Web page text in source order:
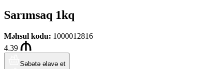
Sarımsaq 1kq
Məhsul kodu: 1000012816
4.39
Səbətə əlavə et